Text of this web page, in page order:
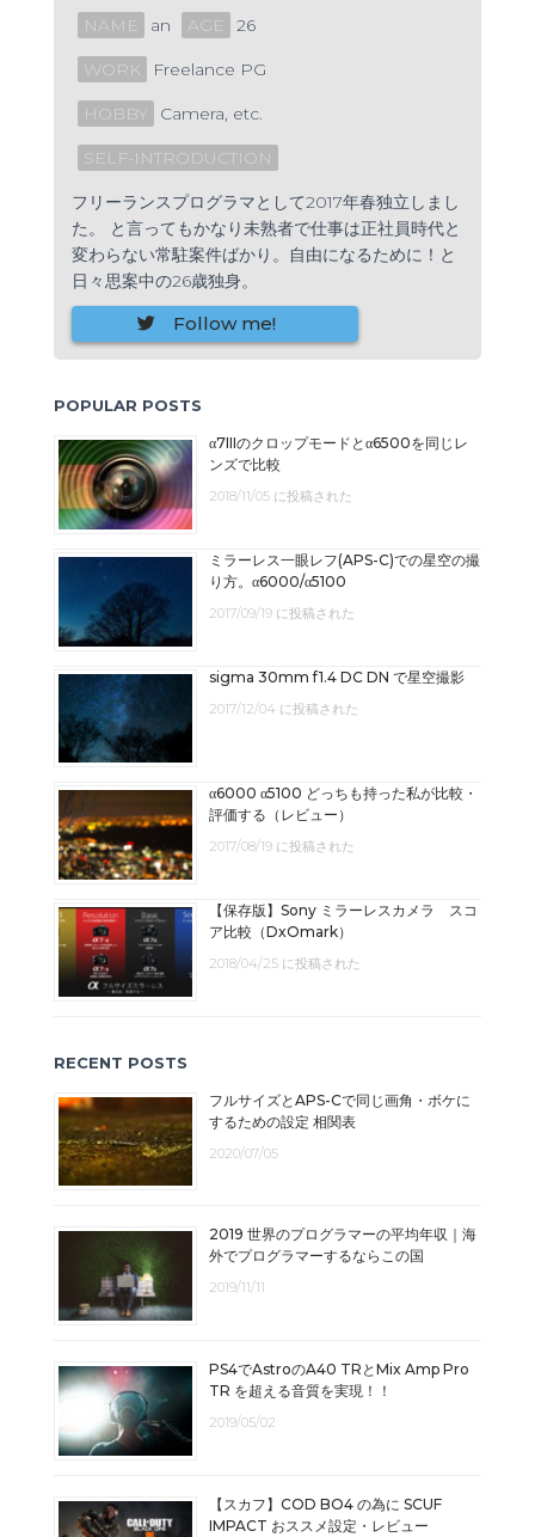
NAME an AGE 26
WORK Freelance PG
HOBBY Camera, etc.
SELF-INTRODUCTION
フリーランスプログラマとして2017年春独立しまし
た。 と言ってもかなり未熟者で仕事は正社員時代と
変わらない常駐案件ばかり。自由になるために！と
日々思案中の26歳独身。
Follow me!
POPULAR POSTS
α7IIIのクロップモードとα6500を同じレ
ンズで比較
2018/11/05 に投稿された
ミラーレス一眼レフ(APS-C)での星空の撮
り方。α6000/α5100
2017/09/19 に投稿された
sigma 30mm f1.4 DC DN で星空撮影
2017/12/04 に投稿された
α6000 α5100 どっちも持った私が比較・
評価する（レビュー）
2017/08/19 に投稿された
【保存版】Sony ミラーレスカメラ スコ
ア比較（DxOmark）
2018/04/25 に投稿された
RECENT POSTS
フルサイズとAPS-Cで同じ画角・ボケに
するための設定 相関表
2020/07/05
2019 世界のプログラマーの平均年収｜海
外でプログラマーするならこの国
2019/11/11
PS4でAstroのA40 TRとMix Amp Pro
TR を超える音質を実現！！
2019/05/02
【スカフ】COD BO4 の為に SCUF
IMPACT おススメ設定・レビュー